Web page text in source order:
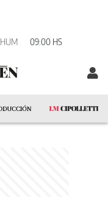
HUM 09:00 HS